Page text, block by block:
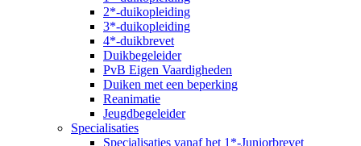
2*-duikopleiding
3*-duikopleiding
4*-duikbrevet
Duikbegeleider
PvB Eigen Vaardigheden
Duiken met een beperking
Reanimatie
Jeugdbegeleider
Specialisaties
Specialisaties vanaf het 1*-Juniorbrevet